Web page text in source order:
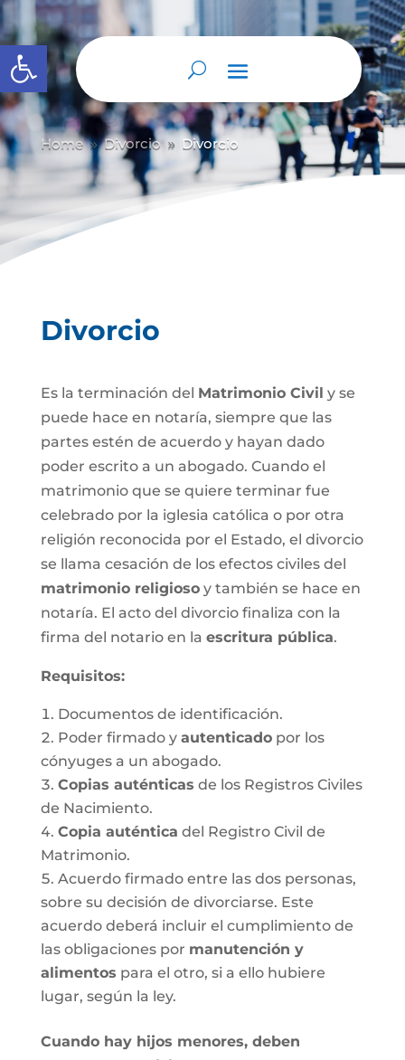
Abrir barra de herramientas
Home 9 Divorcio 9 Divorcio
Divorcio
Es la terminación del Matrimonio Civil y se
puede hace en notaría, siempre que las
partes estén de acuerdo y hayan dado
poder escrito a un abogado. Cuando el
matrimonio que se quiere terminar fue
celebrado por la iglesia católica o por otra
religión reconocida por el Estado, el divorcio
se llama cesación de los efectos civiles del
matrimonio religiosoy también se hace en
notaría. El acto del divorcio finaliza con la
firma del notario en la escritura pública.
Requisitos:
Documentos de identificación.
Poder firmado y autenticadopor los
cónyuges a un abogado.
Copias auténticas de los Registros Civiles
de Nacimiento.
Copia auténtica del Registro Civil de
Matrimonio.
Acuerdo firmado entre las dos personas,
sobre su decisión de divorciarse. Este
acuerdo deberá incluir el cumplimiento de
las obligaciones por manutención y
alimentos para el otro, si a ello hubiere
lugar, según la ley.
Cuando hay hijos menores, deben